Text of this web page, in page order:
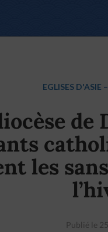
EGLISES D'ASIE –
de
les
Publié le